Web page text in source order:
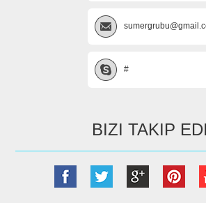
#
BIZI TAKIP